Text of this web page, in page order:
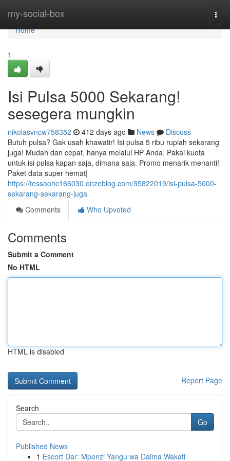
my-social-box
Home
Home
1
Isi Pulsa 5000 Sekarang!
sesegera mungkin
nikolasvncw758352 412 days ago News
Discuss
Butuh pulsa? Gak usah khawatir! Isi pulsa 5 ribu rupiah sekarang
juga! Mudah dan cepat, hanya melalui HP Anda. Pakai kuota
untuk isi pulsa kapan saja, dimana saja. Promo menarik menanti!
Paket data super hemat|
https://tessoohc166030.onzeblog.com/35822019/isi-pulsa-5000-
sekarang-sekarang-juga
Comments
Who Upvoted
Comments
Submit a Comment
No HTML
HTML is disabled
Report Page
Search
Go
Published News
1 Escort Dar: Mpenzi Yangu wa Daima Wakati